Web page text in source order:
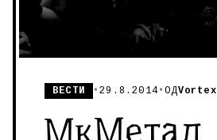
ВЕСТИ •29.8.2014 •ОДVortex